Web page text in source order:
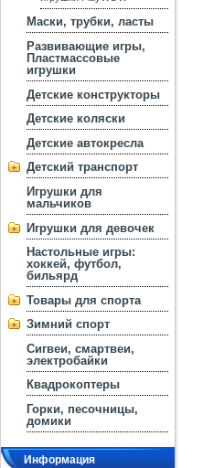
Маски, трубки, ласты
Развивающие игры,
Пластмассовые
игрушки
Детские конструкторы
Детские коляски
Детские автокресла
Детский транспорт
Игрушки для
мальчиков
Игрушки для девочек
Настольные игры:
хоккей, футбол,
бильярд
Товары для спорта
Зимний спорт
Сигвеи, смартвеи,
электробайки
Квадрокоптеры
Горки, песочницы,
домики
Информация